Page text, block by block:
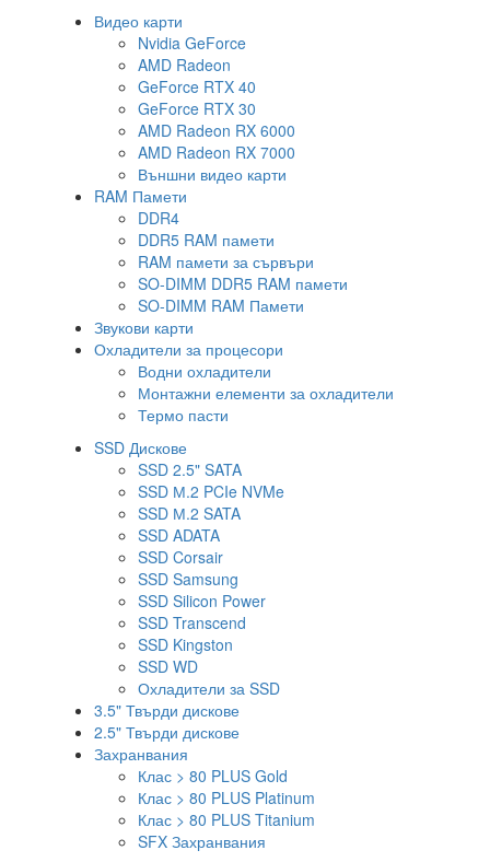
Видео карти
Nvidia GeForce
AMD Radeon
GeForce RTX 40
GeForce RTX 30
AMD Radeon RX 6000
AMD Radeon RX 7000
Външни видео карти
RAM Памети
DDR4
DDR5 RAM памети
RAM памети за сървъри
SO-DIMM DDR5 RAM памети
SO-DIMM RAM Памети
Звукови карти
Охладители за процесори
Водни охладители
Монтажни елементи за охладители
Термо пасти
SSD Дискове
SSD 2.5" SATA
SSD М.2 PCIe NVMe
SSD М.2 SATA
SSD ADATA
SSD Corsair
SSD Samsung
SSD Silicon Power
SSD Transcend
SSD Kingston
SSD WD
Охладители за SSD
3.5" Твърди дискове
2.5" Твърди дискове
Захранвания
Клас > 80 PLUS Gold
Клас > 80 PLUS Platinum
Клас > 80 PLUS Titanium
SFX Захранвания